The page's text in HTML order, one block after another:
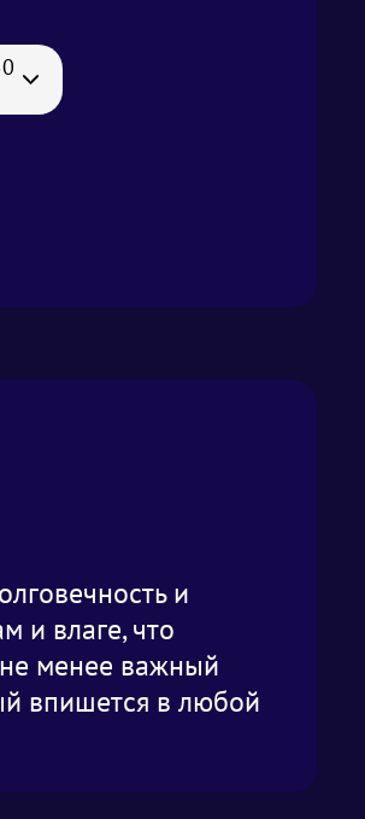
и
и влаге, что
не менее важный
впишется в любой